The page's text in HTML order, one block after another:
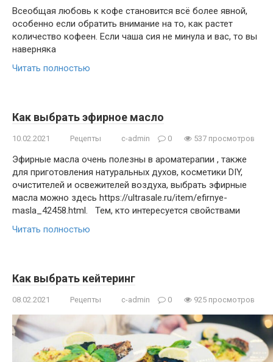
Всеобщая любовь к кофе становится всё более явной,
особенно если обратить внимание на то, как растет
количество кофеен. Если чаша сия не минула и вас, то вы
наверняка
Читать полностью
Как выбрать эфирное масло
10.02.2021 Рецепты c-admin 0 537 просмотров
Эфирные масла очень полезны в ароматерапии , также
для приготовления натуральных духов, косметики DIY,
очистителей и освежителей воздуха, выбрать эфирные
масла можно здесь https://ultrasale.ru/item/efirnye-
masla_42458.html. Тем, кто интересуется свойствами
Читать полностью
Как выбрать кейтеринг
08.02.2021 Рецепты c-admin 0 925 просмотров